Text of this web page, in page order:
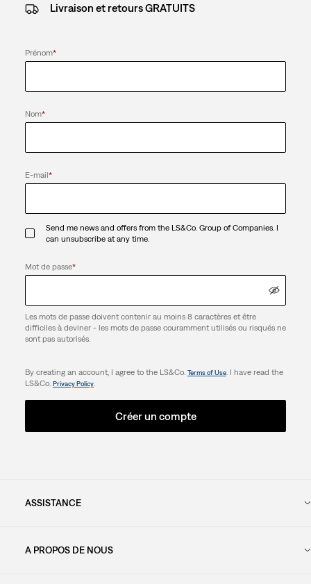
Livraison et retours GRATUITS
Prénom*
Nom*
E-mail*
Send me news and offers from the LS&Co. Group of Companies. I
can unsubscribe at any time.
Mot de passe*
Les mots de passe doivent contenir au moins 8 caractères et être
difficiles à deviner - les mots de passe couramment utilisés ou risqués ne
sont pas autorisés.
By creating an account, I agree to the LS&Co. Terms of Use. I have read the
LS&Co. Privacy Policy.
Créer un compte
ASSISTANCE
A PROPOS DE NOUS